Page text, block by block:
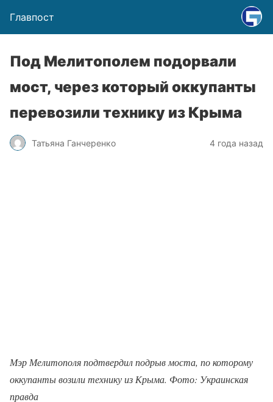
Главпост
Под Мелитополем подорвали
мост, через который оккупанты
перевозили технику из Крыма
Татьяна Ганчеренко 4 года назад
Мэр Мелитополя подтвердил подрыв моста, по которому
оккупанты возили технику из Крыма. Фото: Украинская
правда